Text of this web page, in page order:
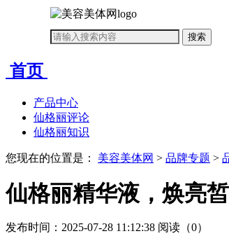
首页
产品中心
仙格丽评论
仙格丽知识
您现在的位置是： 美容美体网 > 品牌专题 >
仙格丽精华液，焕亮
发布时间：2025-07-28 11:12:38 阅读（0）